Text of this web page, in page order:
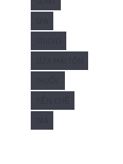
SPA
STUDIO
SỬA MÁI TÔN
THUỐC
TIỀN CHẾ
TRÀ